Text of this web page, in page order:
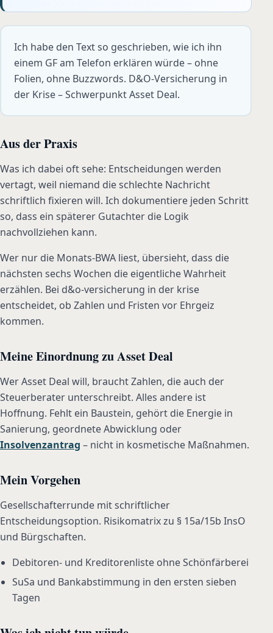
Ich habe den Text so geschrieben, wie ich ihn
einem GF am Telefon erklären würde – ohne
Folien, ohne Buzzwords. D&O-Versicherung in
der Krise – Schwerpunkt Asset Deal.
Aus der Praxis
Was ich dabei oft sehe: Entscheidungen werden
vertagt, weil niemand die schlechte Nachricht
schriftlich fixieren will. Ich dokumentiere jeden Schritt
so, dass ein späterer Gutachter die Logik
nachvollziehen kann.
Wer nur die Monats-BWA liest, übersieht, dass die
nächsten sechs Wochen die eigentliche Wahrheit
erzählen. Bei d&o-versicherung in der krise
entscheidet, ob Zahlen und Fristen vor Ehrgeiz
kommen.
Meine Einordnung zu Asset Deal
Wer Asset Deal will, braucht Zahlen, die auch der
Steuerberater unterschreibt. Alles andere ist
Hoffnung. Fehlt ein Baustein, gehört die Energie in
Sanierung, geordnete Abwicklung oder
Insolvenzantrag – nicht in kosmetische Maßnahmen.
Mein Vorgehen
Gesellschafterrunde mit schriftlicher
Entscheidungsoption. Risikomatrix zu § 15a/15b InsO
und Bürgschaften.
Debitoren- und Kreditorenliste ohne Schönfärberei
SuSa und Bankabstimmung in den ersten sieben
Tagen